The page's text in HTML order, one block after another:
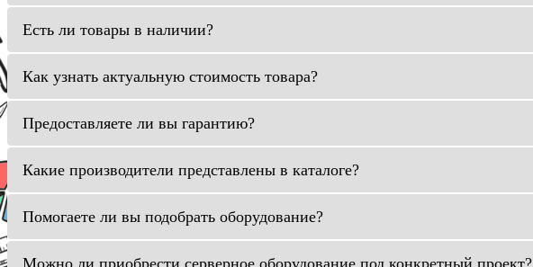
Есть ли товары в наличии?
Как узнать актуальную стоимость товара?
Предоставляете ли вы гарантию?
Какие производители представлены в каталоге?
Помогаете ли вы подобрать оборудование?